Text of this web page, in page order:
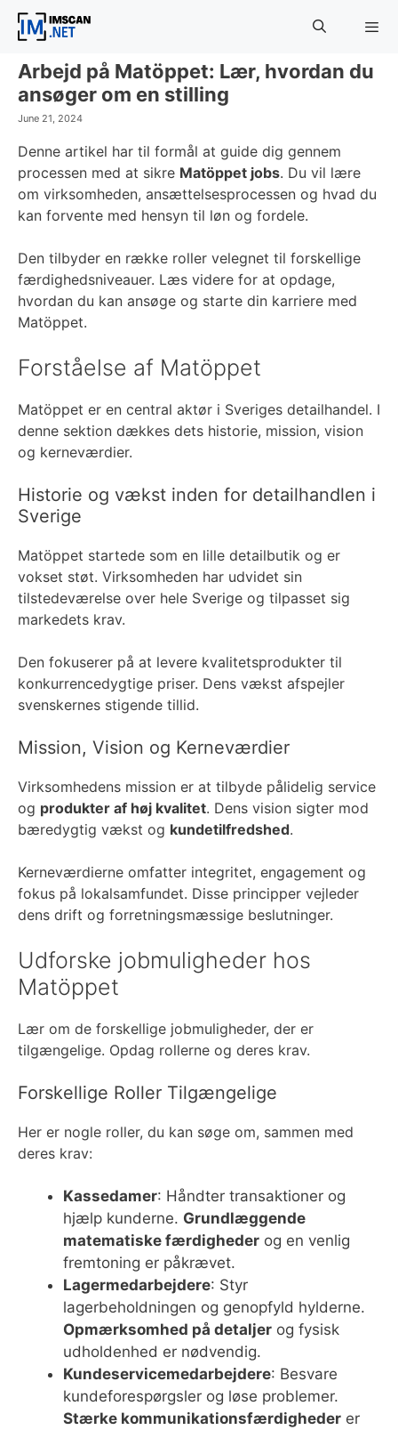
Skip
Menu
Arbejd på Matöppet: Lær, hvordan du
ansøger om en stilling
June 21, 2024
Denne artikel har til formål at guide dig gennem
processen med at sikre Matöppet jobs. Du vil lære
om virksomheden, ansættelsesprocessen og hvad du
kan forvente med hensyn til løn og fordele.
Den tilbyder en række roller velegnet til forskellige
færdighedsniveauer. Læs videre for at opdage,
hvordan du kan ansøge og starte din karriere med
Matöppet.
Forståelse af Matöppet
Matöppet er en central aktør i Sveriges detailhandel. I
denne sektion dækkes dets historie, mission, vision
og kerneværdier.
Historie og vækst inden for detailhandlen i
Sverige
Matöppet startede som en lille detailbutik og er
vokset støt. Virksomheden har udvidet sin
tilstedeværelse over hele Sverige og tilpasset sig
markedets krav.
Den fokuserer på at levere kvalitetsprodukter til
konkurrencedygtige priser. Dens vækst afspejler
svenskernes stigende tillid.
Mission, Vision og Kerneværdier
Virksomhedens mission er at tilbyde pålidelig service
og produkter af høj kvalitet. Dens vision sigter mod
bæredygtig vækst og kundetilfredshed.
Kerneværdierne omfatter integritet, engagement og
fokus på lokalsamfundet. Disse principper vejleder
dens drift og forretningsmæssige beslutninger.
Udforske jobmuligheder hos
Matöppet
Lær om de forskellige jobmuligheder, der er
tilgængelige. Opdag rollerne og deres krav.
Forskellige Roller Tilgængelige
Her er nogle roller, du kan søge om, sammen med
deres krav:
Kassedamer: Håndter transaktioner og
hjælp kunderne. Grundlæggende
matematiske færdigheder og en venlig
fremtoning er påkrævet.
Lagermedarbejdere: Styr
lagerbeholdningen og genopfyld hylderne.
Opmærksomhed på detaljer og fysisk
udholdenhed er nødvendig.
Kundeservicemedarbejdere: Besvare
kundeforespørgsler og løse problemer.
Stærke kommunikationsfærdigheder er